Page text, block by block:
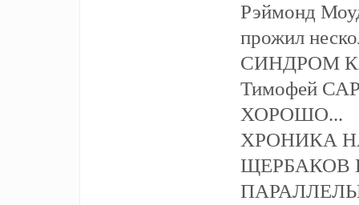
Рэймонд
прожил
СИНДРОМ
Тимофей
ХОРОШО...
ХРОНИКА
ЩЕРБАКОВ